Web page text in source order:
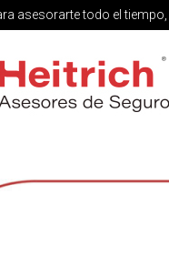
asesorarte todo el